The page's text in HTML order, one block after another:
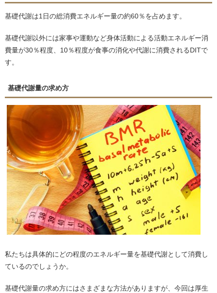
基礎代謝は1日の総消費エネルギー量の約60％を占めます。
基礎代謝以外には家事や運動など身体活動による活動エネルギー消
費量が30％程度、10％程度が食事の消化や代謝に消費されるDITで
す。
基礎代謝量の求め方
私たちは具体的にどの程度のエネルギー量を基礎代謝として消費し
ているのでしょうか。
基礎代謝量の求め方にはさまざまな方法がありますが、今回は厚生